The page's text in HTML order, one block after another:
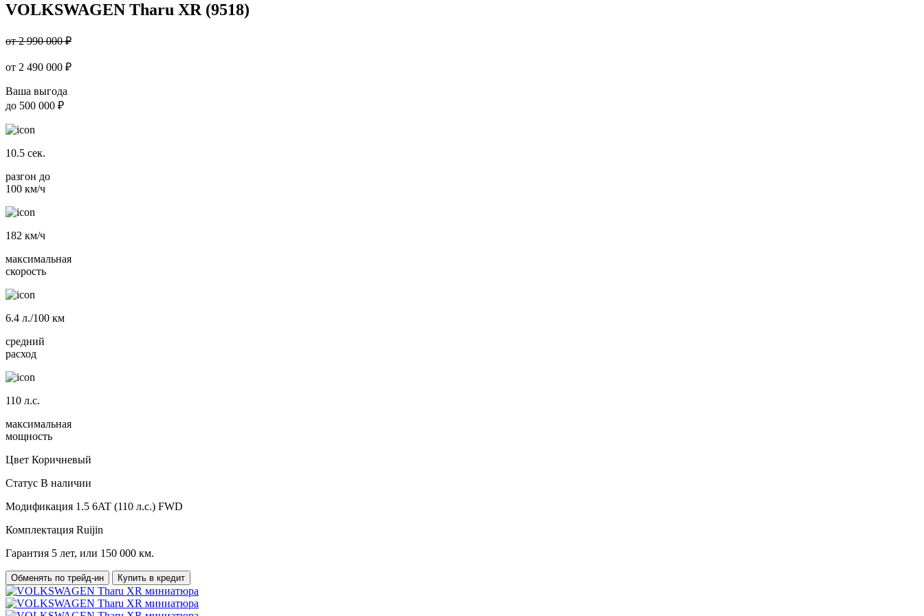
VOLKSWAGEN Tharu XR (9518)
от 2 990 000 ₽
от 2 490 000 ₽
Ваша выгода
до 500 000 ₽
10.5 сек.
разгон до
100 км/ч
182 км/ч
максимальная
скорость
6.4 л./100 км
средний
расход
110 л.с.
максимальная
мощность
Цвет Коричневый
Статус В наличии
Модификация 1.5 6AT (110 л.с.) FWD
Комплектация Ruijin
Гарантия 5 лет, или 150 000 км.
Обменять по трейд-ин Купить в кредит